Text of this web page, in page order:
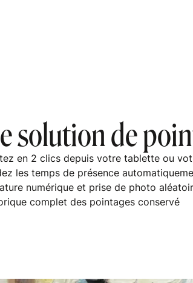
solution de
en 2 clics depuis votre tablette ou
les temps de présence
numérique et prise de photo
complet des pointages conservé